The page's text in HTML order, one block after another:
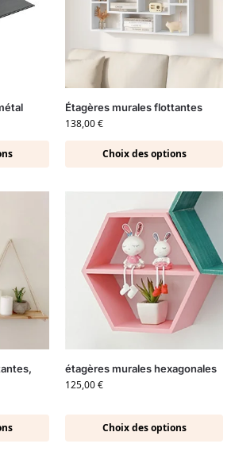
Étagères murales flottantes
138,00€
Choix des options
étagères murales hexagonales
125,00€
Choix des options